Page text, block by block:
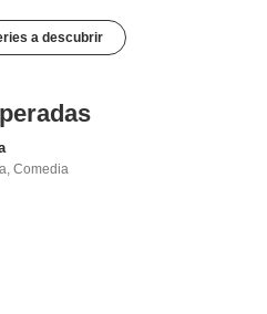
a descubrir
,Comedia